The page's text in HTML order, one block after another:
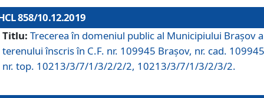
858/10.12.2019
Titlu: Trecerea în domeniul public al Municipiului Braşov a
terenului înscris în C.F. nr. 109945 Brașov, nr. cad.
nr. top. 10213/3/7/1/3/2/2/2, 10213/3/7/1/3/2/3/2.